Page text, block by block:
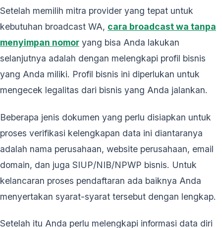
Setelah memilih mitra provider yang tepat untuk
kebutuhan broadcast WA, cara broadcast wa tanpa
menyimpan nomor yang bisa Anda lakukan
selanjutnya adalah dengan melengkapi profil bisnis
yang Anda miliki. Profil bisnis ini diperlukan untuk
mengecek legalitas dari bisnis yang Anda jalankan.
Beberapa jenis dokumen yang perlu disiapkan untuk
proses verifikasi kelengkapan data ini diantaranya
adalah nama perusahaan, website perusahaan, email
domain, dan juga SIUP/NIB/NPWP bisnis. Untuk
kelancaran proses pendaftaran ada baiknya Anda
menyertakan syarat-syarat tersebut dengan lengkap.
Setelah itu Anda perlu melengkapi informasi data diri